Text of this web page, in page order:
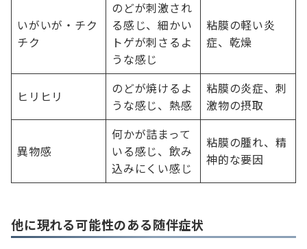
いがいが・チク
チク
のどが刺激され
る感じ、細かい
トゲが刺さるよ
うな感じ
粘膜の軽い炎
症、乾燥
ヒリヒリ
のどが焼けるよ
うな感じ、熱感
粘膜の炎症、刺
激物の摂取
異物感
何かが詰まって
いる感じ、飲み
込みにくい感じ
粘膜の腫れ、精
神的な要因
他に現れる可能性のある随伴症状